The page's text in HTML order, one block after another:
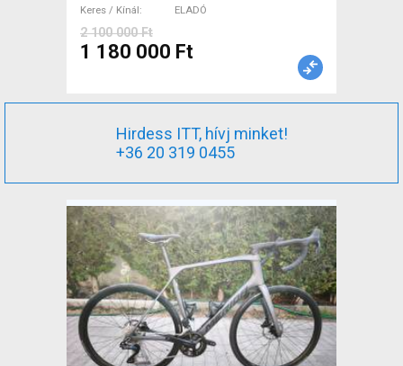
Keres / Kínál ELADÓ
2 100 000 Ft
1 180 000 Ft
Hirdess ITT, hívj minket!
+36 20 319 0455